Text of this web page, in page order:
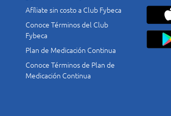
Afíliate sin costo a Club Fybeca
Conoce Términos del Club
Fybeca
Plan de Medicación Continua
Conoce Términos de Plan de
Medicación Continua